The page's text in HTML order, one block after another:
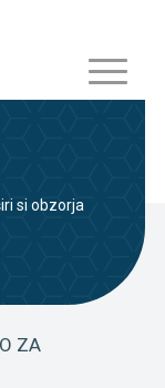
si obzorja
ZA